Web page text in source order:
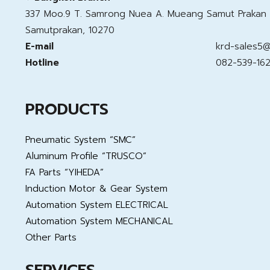
337 Moo.9 T. Samrong Nuea A. Mueang Samut Prakan
Samutprakan, 10270
E-mail
krd-
Hotline
082-539-
PRODUCTS
Pneumatic System “SMC”
Aluminum Profile “TRUSCO”
FA Parts “YIHEDA”
Induction Motor & Gear System
Automation System ELECTRICAL
Automation System MECHANICAL
Other Parts